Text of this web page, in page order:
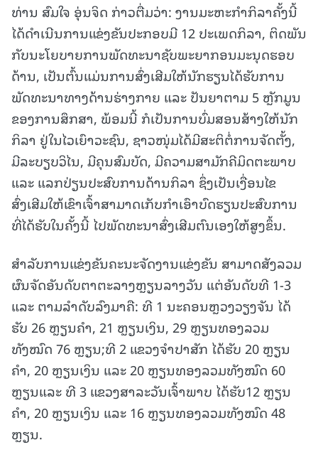
ທ່ານ ສົມໃຈ ອຸ່ນຈິດ ກ່າວຕື່ມວ່າ: ງານມະຫະກຳກິລາຄັ້ງນີ້
ໄດ້ດຳເນີນການແຂ່ງຂັນປະກອບມີ 12 ປະເພດກິລາ, ຕິດພັນ
ກັບນະໂຍບາຍການພັດທະນາຊັບພະຍາກອນມະນຸດຮອບ
ດ້ານ, ເປັນຕົ້ນແມ່ນການສົ່ງເສີມໃຫ້ນັກຮຽນໄດ້ຮັບການ
ພັດທະນາທາງດ້ານຮ່າງກາຍ ແລະ ປັນຍາຕາມ 5 ຫຼັກມູນ
ຂອງການສຶກສາ, ພ້ອມນີ້ ກໍເປັນການບົ່ມສອນສ້າງໃຫ້ນັກ
ກິລາ ຢູ່ໃນໄວເຍົາວະຊົນ, ຊາວໜຸ່ມໄດ້ມີສະຕິຕໍ່ການຈັດຕັ້ງ,
ມີລະບຽບວິໄນ, ມີຄຸນສົມບັດ, ມີຄວາມສາມັກຄີມິດຕະພາບ
ແລະ ແລກປ່ຽນປະສົບການດ້ານກິລາ ຊຶ່ງເປັນເງື່ອນໄຂ
ສົ່ງເສີມໃຫ້ເຂົາເຈົ້າສາມາດເກັບກຳເອົາບົດຮຽນປະສົບການ
ທີ່ໄດ້ຮັບໃນຄັ້ງນີ້ ໄປພັດທະນາສົ່ງເສີມຕົນເອງໃຫ້ສູງຂຶ້ນ.
ສຳລັບການແຂ່ງຂັນຄະນະຈັດງານແຂ່ງຂັນ ສາມາດສັງລວມ
ຜົນຈັດອັນດັບຕາຕະລາງຫຼຽນລາງວັນ ແຕ່ອັນດັບທີ 1-3
ແລະ ຕາມລຳດັບລົງມາຄື: ທີ 1 ນະຄອນຫຼວງວຽງຈັນ ໄດ້
ຮັບ 26 ຫຼຽນຄຳ, 21 ຫຼຽນເງິນ, 29 ຫຼຽນທອງລວມ
ທັງໝົດ 76 ຫຼຽນ;ທີ 2 ແຂວງຈຳປາສັກ ໄດ້ຮັບ 20 ຫຼຽນ
ຄຳ, 20 ຫຼຽນເງິນ ແລະ 20 ຫຼຽນທອງລວມທັງໝົດ 60
ຫຼຽນແລະ ທີ 3 ແຂວງສາລະວັນເຈົ້າພາບ ໄດ້ຮັບ12 ຫຼຽນ
ຄຳ, 20 ຫຼຽນເງິນ ແລະ 16 ຫຼຽນທອງລວມທັງໝົດ 48
ຫຼຽນ.